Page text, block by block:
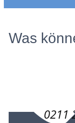
Was
0211